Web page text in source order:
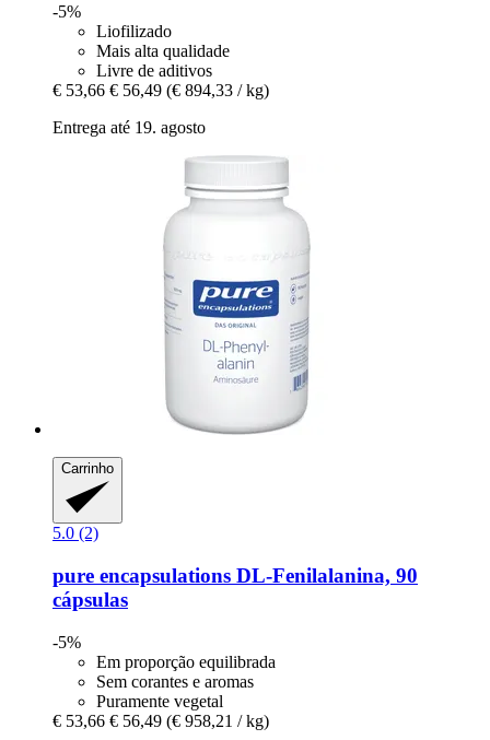
-5%
Liofilizado
Mais alta qualidade
Livre de aditivos
€ 53,66 € 56,49 (€ 894,33 / kg)
Entrega até 19. agosto
Carrinho
5.0 (2)
pure encapsulations DL-​Fenilalanina, 90
cápsulas
-5%
Em proporção equilibrada
Sem corantes e aromas
Puramente vegetal
€ 53,66 € 56,49 (€ 958,21 / kg)